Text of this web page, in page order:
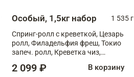
Особый, 1,5кг набор
1 535 г
Спринг-ролл с креветкой, Цезарь
ролл, Филадельфия фреш, Токио
запеч. ролл, Креветка чиз,
Флорида
2 099 ₽ В корзину